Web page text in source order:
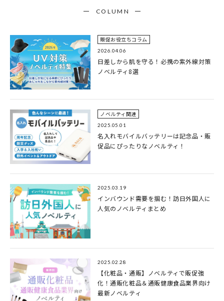
COLUMN
2026.04.06
販促お役立ちコラム
日差しから肌を守る！必携の紫外線対策
ノベルティ8選
2025.05.01
ノベルティ関連
名入れモバイルバッテリーは記念品・販
促品にぴったりなノベルティ！
2025.03.19
インバウンド需要を掴む！訪日外国人に
人気のノベルティまとめ
2025.02.28
【化粧品・通販】ノベルティで販促強
化！通販化粧品＆通販健康食品業界向け
最新ノベルティ